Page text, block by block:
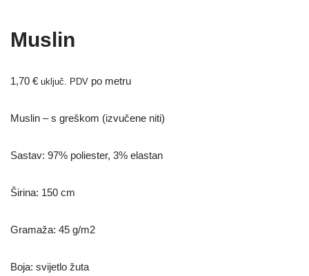
Muslin
1,70 € uključ. PDV po metru
Muslin – s greškom (izvučene niti)
Sastav: 97% poliester, 3% elastan
Širina: 150 cm
Gramaža: 45 g/m2
Boja: svijetlo žuta